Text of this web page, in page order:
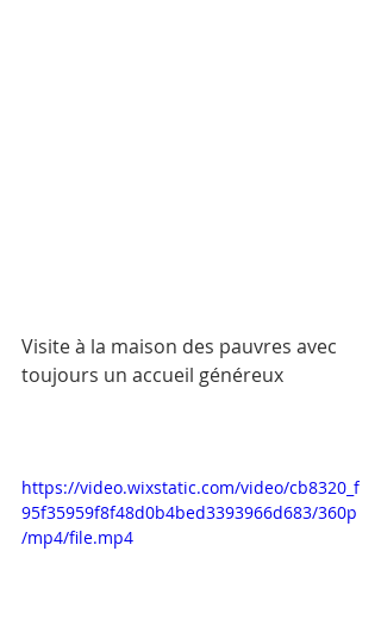
Visite à la maison des pauvres avec
toujours un accueil généreux
https://video.wixstatic.com/video/cb8320_f
95f35959f8f48d0b4bed3393966d683/360p
/mp4/file.mp4